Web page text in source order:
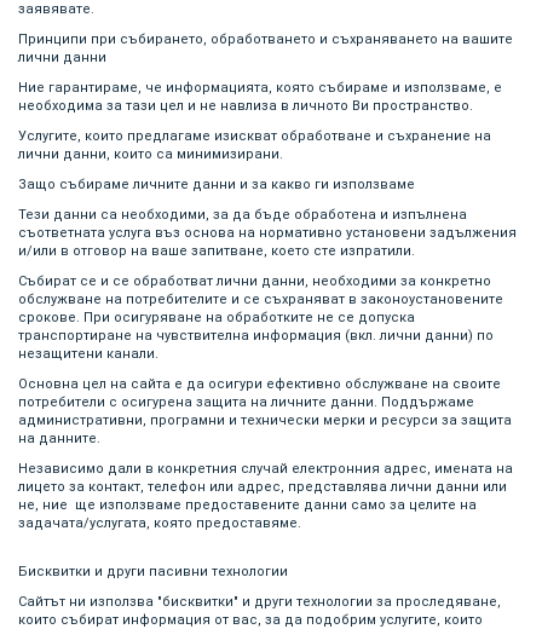
заявявате.
Принципи при събирането, обработването и съхраняването на вашите
лични данни
Ние гарантираме, че информацията, която събираме и използваме, е
необходима за тази цел и не навлиза в личното Ви пространство.
Услугите, които предлагаме изискват обработване и съхранение на
лични данни, които са минимизирани.
Защо събираме личните данни и за какво ги използваме
Тези данни са необходими, за да бъде обработена и изпълнена
съответната услуга въз основа на нормативно установени задължения
и/или в отговор на ваше запитване, което сте изпратили.
Събират се и се обработват лични данни, необходими за конкретно
обслужване на потребителите и се съхраняват в законоустановените
срокове. При осигуряване на обработките не се допуска
транспортиране на чувствителна информация (вкл. лични данни) по
незащитени канали.
Основна цел на сайта е да осигури ефективно обслужване на своите
потребители с осигурена защита на личните данни. Поддържаме
административни, програмни и технически мерки и ресурси за защита
на данните.
Независимо дали в конкретния случай електронния адрес, имената на
лицето за контакт, телефон или адрес, представлява лични данни или
не, ние ще използваме предоставените данни само за целите на
задачата/услугата, която предоставяме.
Бисквитки и други пасивни технологии
Сайтът ни използва "бисквитки" и други технологии за проследяване,
които събират информация от вас, за да подобрим услугите, които